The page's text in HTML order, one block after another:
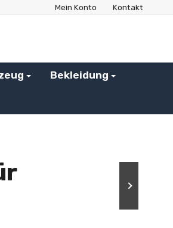
Mein Konto Kontakt
Bekleidung